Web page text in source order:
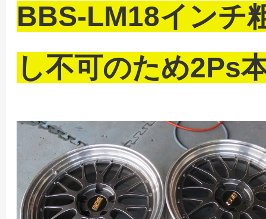
BBS-LM18インチ
し不可のため2Ps